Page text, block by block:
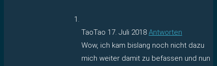
TaoTao 17. Juli 2018 Antworten
Wow, ich kam bislang noch nicht dazu
mich weiter damit zu befassen und nun